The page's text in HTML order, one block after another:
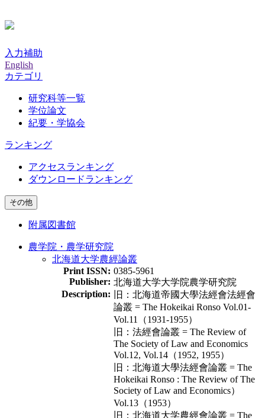
入力補助
English
カテゴリ
研究科等一覧
学位論文
紀要・学協会
ランキング
アクセスランキング
ダウンロードランキング
その他
附属図書館
農学院・農学研究院
北海道大学農經論叢
Print ISSN: 0385-5961
Publisher: 北海道大学大学院農学研究院
Description:
旧：北海道帝國大學法經會法經會
論叢 = The Hokeikai Ronso Vol.01-
Vol.11（1931-1955）
旧：法經會論叢 = The Review of
The Society of Law and Economics
Vol.12, Vol.14（1952, 1955）
旧：北海道大學法經會論叢 = The
Hokeikai Ronso : The Review of The
Society of Law and Economics）
Vol.13（1953）
旧：北海道大学農經會論叢 = The